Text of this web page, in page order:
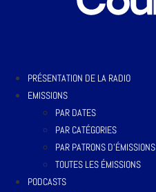
PRÉSENTATION DE LA RADIO
EMISSIONS
PAR DATES
PAR CATÉGORIES
PAR PATRONS D’ÉMISSIONS
TOUTES LES ÉMISSIONS
PODCASTS